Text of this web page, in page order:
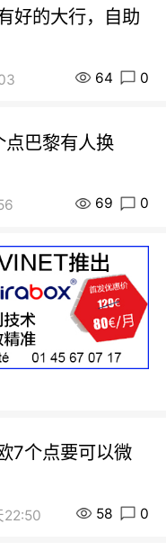
好的大行，自助
64 0
巴黎有人换
69 0
7个点要可以微
22:50 58 0